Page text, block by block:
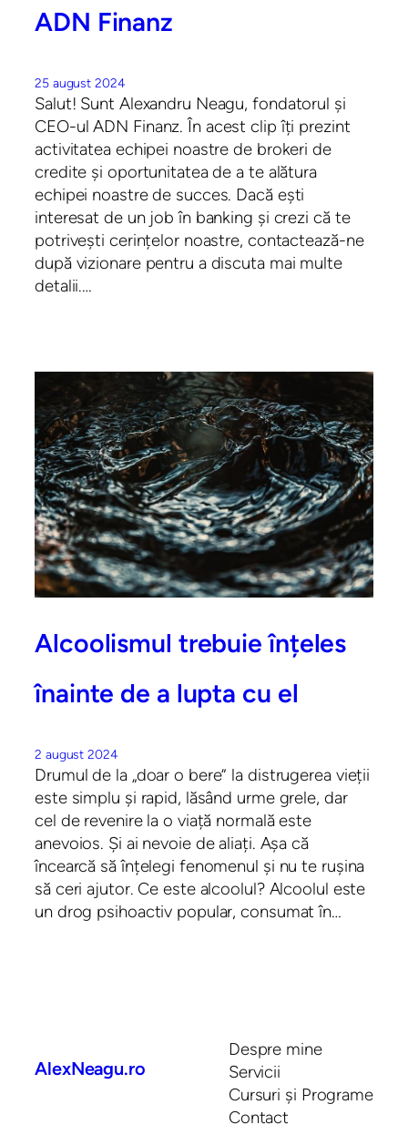
ADN Finanz
25 august 2024
Salut! Sunt Alexandru Neagu, fondatorul și
CEO-ul ADN Finanz. În acest clip îți prezint
activitatea echipei noastre de brokeri de
credite și oportunitatea de a te alătura
echipei noastre de succes. Dacă ești
interesat de un job în banking și crezi că te
potrivești cerințelor noastre, contactează-ne
după vizionare pentru a discuta mai multe
detalii.…
Alcoolismul trebuie înțeles
înainte de a lupta cu el
2 august 2024
Drumul de la „doar o bere” la distrugerea vieții
este simplu și rapid, lăsând urme grele, dar
cel de revenire la o viață normală este
anevoios. Și ai nevoie de aliați. Așa că
încearcă să înțelegi fenomenul și nu te rușina
să ceri ajutor. Ce este alcoolul? Alcoolul este
un drog psihoactiv popular, consumat în…
AlexNeagu.ro
Despre mine
Servicii
Cursuri și Programe
Contact